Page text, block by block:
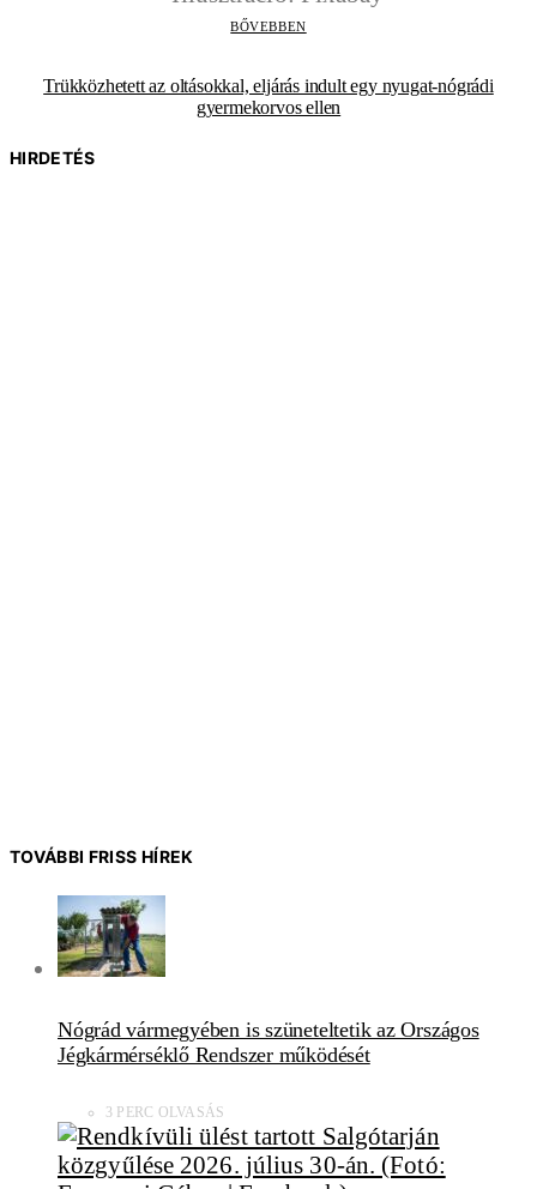
BŐVEBBEN
Trükközhetett az oltásokkal, eljárás indult egy nyugat-nógrádi
gyermekorvos ellen
HIRDETÉS
TOVÁBBI FRISS HÍREK
Nógrád vármegyében is szüneteltetik az Országos
Jégkármérséklő Rendszer működését
3 PERC OLVASÁS